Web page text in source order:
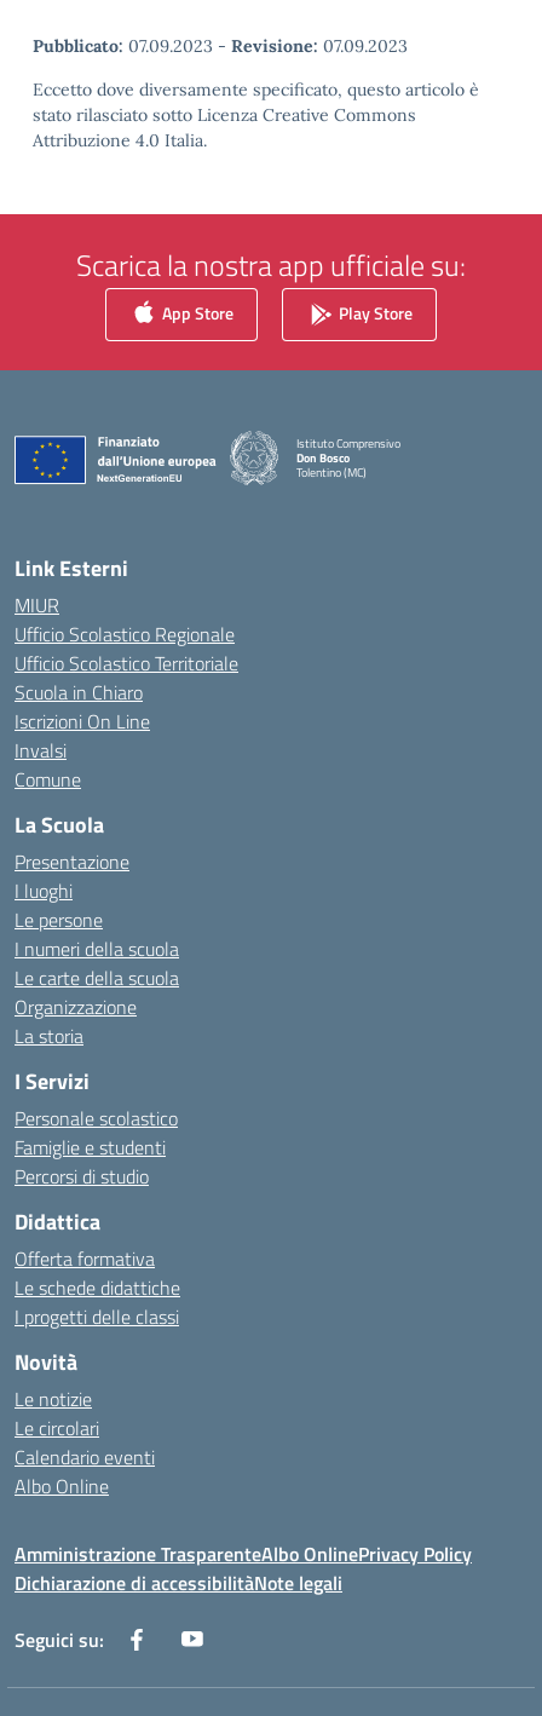
Pubblicato: 07.09.2023 - Revisione: 07.09.2023
Eccetto dove diversamente specificato, questo articolo è
stato rilasciato sotto Licenza Creative Commons
Attribuzione 4.0 Italia.
Scarica la nostra app ufficiale su:
App Store Play Store
Istituto Comprensivo
Don Bosco
Tolentino (MC)
Link Esterni
MIUR
Ufficio Scolastico Regionale
Ufficio Scolastico Territoriale
Scuola in Chiaro
Iscrizioni On Line
Invalsi
Comune
La Scuola
Presentazione
I luoghi
Le persone
I numeri della scuola
Le carte della scuola
Organizzazione
La storia
I Servizi
Personale scolastico
Famiglie e studenti
Percorsi di studio
Didattica
Offerta formativa
Le schede didattiche
I progetti delle classi
Novità
Le notizie
Le circolari
Calendario eventi
Albo Online
Amministrazione TrasparenteAlbo OnlinePrivacy Policy
Dichiarazione di accessibilitàNote legali
Seguici su: